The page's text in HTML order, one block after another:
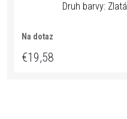
Druh barvy: Zlatá
Na dotaz
€19,58